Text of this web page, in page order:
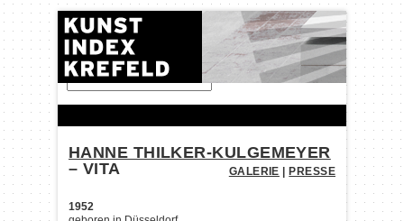
FINDEN:
HANNE THILKER-KULGEMEYER
– VITA
GALERIE PRESSE
1952